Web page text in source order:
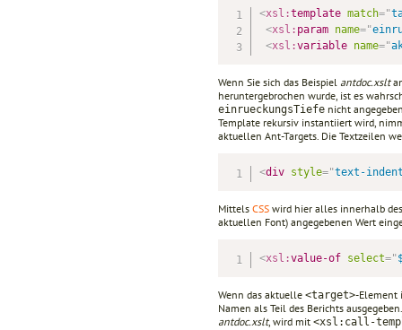
<xsl:template match="
<xsl: param name="
<xsl:variable name="
Wenn Sie sich das Beispiel antdoc.xslt
heruntergebrochen wurde, ist es
einrueckungsTiefe nicht
Template rekursiv instantiiert wird,
aktuellen Ant-Targets. Die Textzeilen
<div style="text-
Mittels CSS wird hier alles innerhalb
aktuellen Font) angegebenen Wert
<xsl:value-of select="
Wenn das aktuelle <target>-Element
Namen als Teil des Berichts
antdoc.xslt, wird mit <xsl:call-